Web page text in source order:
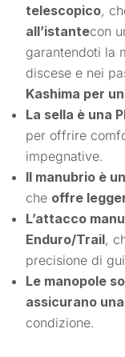
telescopico,
all’istantecon
garantendoti la
discese e nei
Kashima per
La sella è una
per offrire
impegnative.
Il manubrio è
che offre
L’attacco
Enduro/Trail,
precisione di
Le manopole
assicurano
condizione.